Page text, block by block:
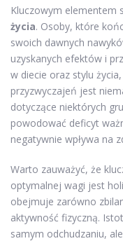
Kluczowym elementem
życia. Osoby, które
swoich dawnych
uzyskanych efektów i
w diecie oraz stylu
przyzwyczajeń jest
dotyczące niektórych
powodować deficyt
negatywnie wpływa na
Warto zauważyć, że
optymalnej wagi jest
obejmuje zarówno
aktywność fizyczną.
samym odchudzaniu,